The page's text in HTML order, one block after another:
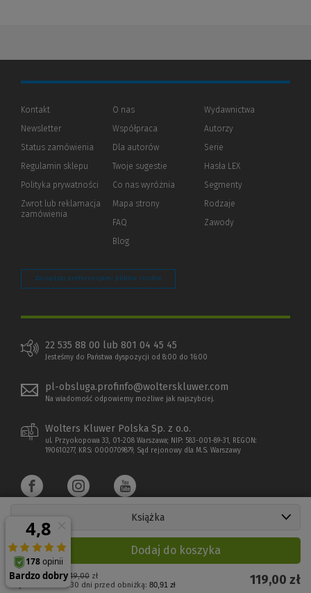
Książka
Cena regularna:119,00zł
Najniższa cena z 30 dni przed obniżką:80,91 zł 119,00 zł
Dodaj do koszyka
Kontakt
Newsletter
Status zamówienia
Regulamin sklepu
Polityka prywatności (Nowe
(Link
innej
Zwrot lub reklamacja
zamówienia
O nas
Współpraca
Dla autorów(Nowe
(Link
innej
Twoje sugestie
Co nas wyróżnia
Mapa strony
FAQ
Blog
Wydawnictwa
Autorzy
Serie
Hasła LEX
Segmenty
Rodzaje
Zawody
Zarządzaj preferencjami plików cookie
22 535 88 00 lub 801 04 45 45
Jesteśmy do Państwa dyspozycji od 8:00 do 16:00
pl-obsluga.profinfo@wolterskluwer.com
Na wiadomość odpowiemy możliwe jak najszybciej.
Wolters Kluwer Polska Sp. z o.o.
ul. Przyokopowa 33, 01-208 Warszawa; NIP: 583-001-89-31, REGON:
190610277, KRS: 0000709879, Sąd rejonowy dla M.S. Warszawy
Copyright 1997 - 2026 Wolters Kluwer Polska Sp. z o.o.